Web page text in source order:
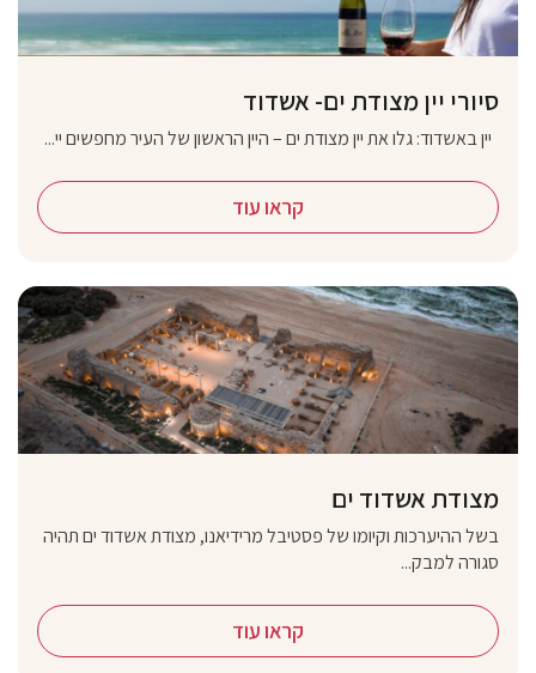
סיורי יין מצודת ים- אשדוד
יין באשדוד: גלו את יין מצודת ים – היין הראשון של העיר מחפשים יי...
קראו עוד
מצודת אשדוד ים
בשל ההיערכות וקיומו של פסטיבל מרידיאנו, מצודת אשדוד ים תהיה
סגורה למבק...
קראו עוד